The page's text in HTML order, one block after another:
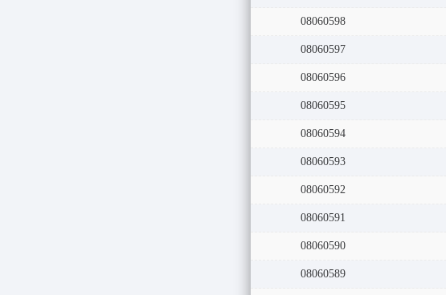
08060599
08060598
08060597
08060596
08060595
08060594
08060593
08060592
08060591
08060590